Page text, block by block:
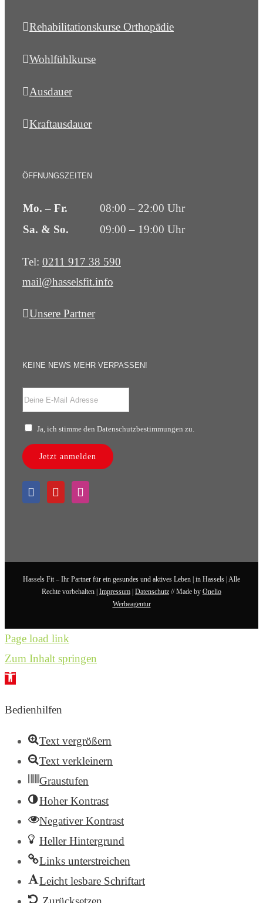
Rehabilitationskurse Orthopädie
Wohlfühlkurse
Ausdauer
Kraftausdauer
ÖFFNUNGSZEITEN
Mo. – Fr.
08:00 – 22:00 Uhr
Sa. & So.
09:00 – 19:00 Uhr
Tel: 0211 917 38 590
mail@hasselsfit.info
Unsere Partner
KEINE NEWS MEHR VERPASSEN!
Ja, ich stimme den Datenschutzbestimmungen zu.
Jetzt anmelden
Hassels Fit – Ihr Partner für ein gesundes und aktives Leben | in Hassels | Alle
Rechte vorbehalten | Impressum Datenschutz // Made by Onelio
Werbeagentur
Page load link
Zum Inhalt springen
Werkzeugleiste
Bedienhilfen
Text vergrößern
Text verkleinern
Graustufen
Hoher Kontrast
Negativer Kontrast
Heller Hintergrund
Links unterstreichen
Leicht lesbare Schriftart